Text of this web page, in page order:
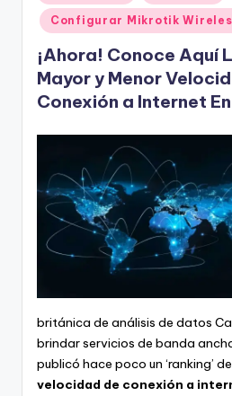
en
Configurar Mikrotik
¡Ahora! Conoce Aquí
Mayor y Menor
Conexión a Internet
británica de análisis de datos
brindar servicios de banda
publicó hace poco un ‘ranking’
velocidad de conexión a